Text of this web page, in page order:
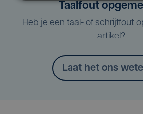
Taalfout
Heb je een taal- of schrijffout
artikel?
Laat het ons